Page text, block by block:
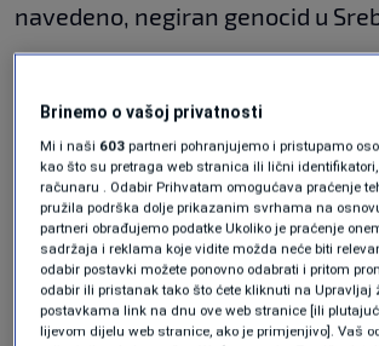
navedeno, negiran genocid u
Јasenko TodorovićFoto: RTRS
Emisija je emitovana prije više od
Saslušanje je obavljeno pa
BiH, koje radi na ovom predmetu.
Brinemo o vašoj privatnosti
Mi i naši 603 partneri pohranjujemo i pristupamo
kao što su pretraga web stranica ili lični
računaru . Odabir Prihvatam omogućava praćenje
pružila podrška dolje prikazanim svrhama na
partneri obrađujemo podatke Ukoliko je praćenje
sadržaja i reklama koje vidite možda neće biti
odabir postavki možete ponovno odabrati i pritom
odabir ili pristanak tako što ćete kliknuti na Upravljaj
postavkama link na dnu ove web stranice [ili
lijevom dijelu web stranice, ako je primjenjivo]. Vaš